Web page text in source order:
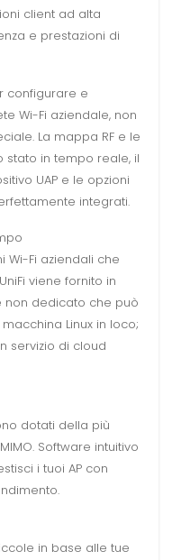
client ad alta
e prestazioni di
configurare e
Wi-Fi aziendale, non
La mappa RF e le
stato in tempo reale, il
UAP e le opzioni
integrati.
Wi-Fi aziendali che
viene fornito in
non dedicato che può
Linux in loco;
servizio di cloud
dotati della più
Software intuitivo
i tuoi AP con
in base alle tue